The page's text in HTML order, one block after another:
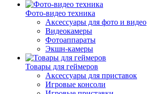
Фото-видео техника
Аксессуары для фото и видео
Видеокамеры
Фотоаппараты
Экшн-камеры
Товары для геймеров
Аксессуары для приставок
Игровые консоли